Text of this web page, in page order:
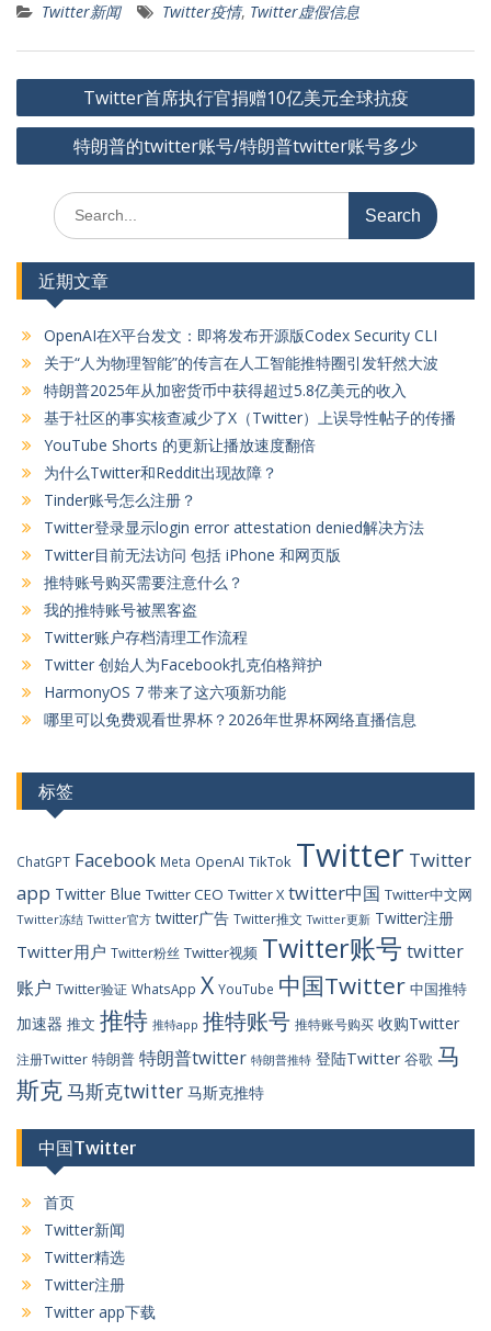
Twitter新闻 Twitter疫情, Twitter虚假信息
文
章
Twitter首席执行官捐赠10亿美元全球抗疫
特朗普的twitter账号/特朗普twitter账号多少
Search
for:
近期文章
OpenAI在X平台发文：即将发布开源版Codex Security CLI
关于“人为物理智能”的传言在人工智能推特圈引发轩然大波
特朗普2025年从加密货币中获得超过5.8亿美元的收入
基于社区的事实核查减少了X（Twitter）上误导性帖子的传播
YouTube Shorts 的更新让播放速度翻倍
为什么Twitter和Reddit出现故障？
Tinder账号怎么注册？
Twitter登录显示login error attestation denied解决方法
Twitter目前无法访问 包括 iPhone 和网页版
推特账号购买需要注意什么？
我的推特账号被黑客盗
Twitter账户存档清理工作流程
Twitter 创始人为Facebook扎克伯格辩护
HarmonyOS 7 带来了这六项新功能
哪里可以免费观看世界杯？2026年世界杯网络直播信息
标签
ChatGPT Facebook Meta OpenAI TikTok Twitter Twitter
app Twitter Blue Twitter CEO Twitter X twitter中国 Twitter中文网
Twitter冻结 Twitter官方 twitter广告 Twitter推文 Twitter更新 Twitter注册
Twitter用户 Twitter粉丝 Twitter视频 Twitter账号 twitter
账户 Twitter验证 WhatsApp X YouTube 中国Twitter 中国推特
加速器 推文 推特 推特app 推特账号 推特账号购买 收购Twitter
注册Twitter 特朗普 特朗普twitter 特朗普推特 登陆Twitter 谷歌 马
斯克马斯克twitter 马斯克推特
中国Twitter
首页
Twitter新闻
Twitter精选
Twitter注册
Twitter app下载